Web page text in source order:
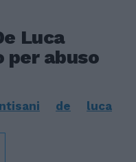
Luca
per abuso
de luca